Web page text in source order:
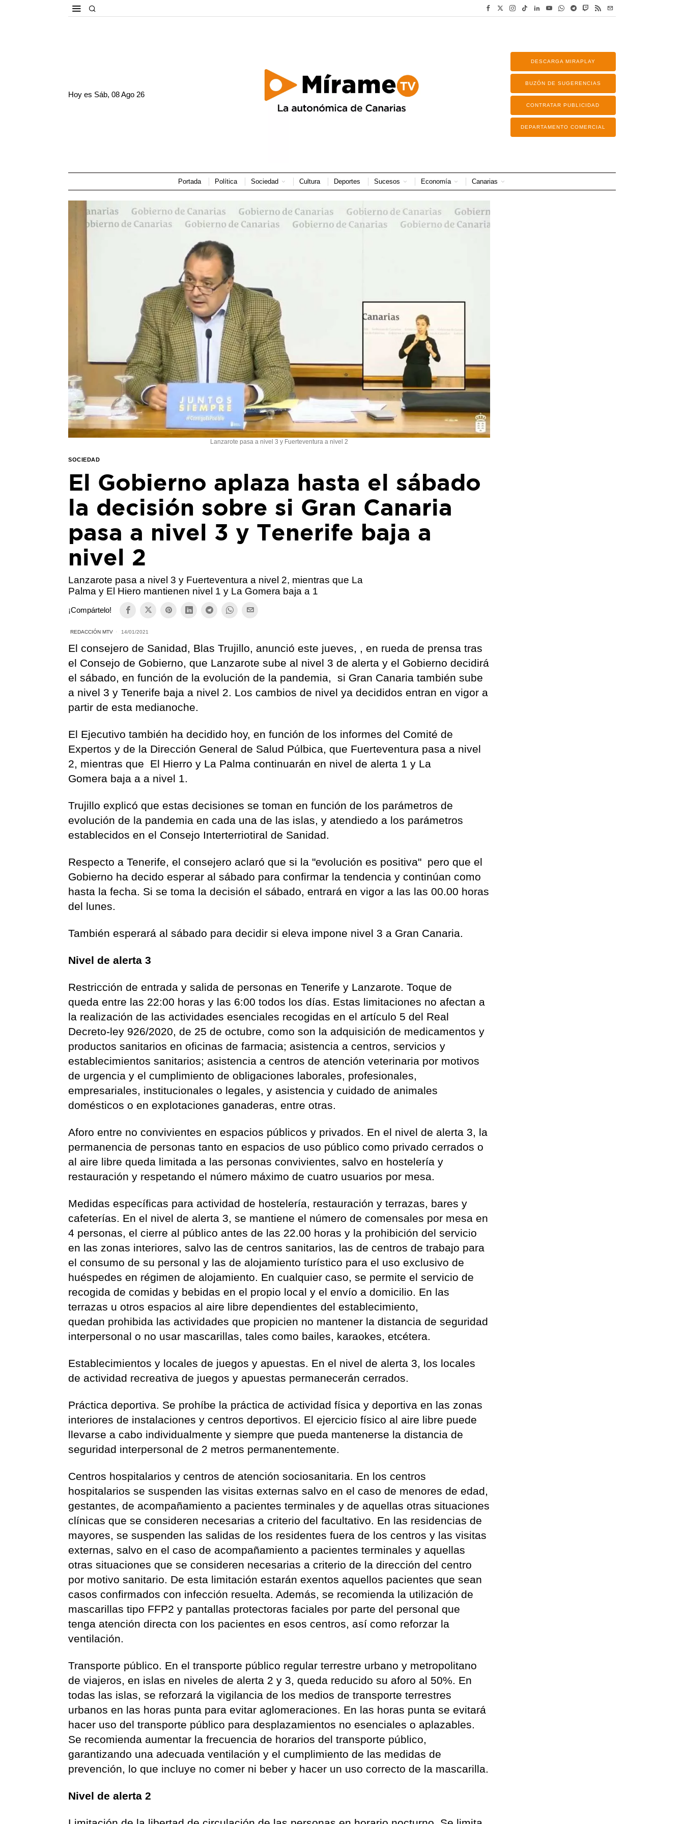
Hoy es Sáb, 08 Ago 26
DESCARGA MIRAPLAY
BUZÓN DE SUGERENCIAS
CONTRATAR PUBLICIDAD
DEPARTAMENTO COMERCIAL
Portada Política Sociedad Cultura Deportes Sucesos Economía Canarias
Lanzarote pasa a nivel 3 y Fuerteventura a nivel 2
SOCIEDAD
El Gobierno aplaza hasta el sábado
la decisión sobre si Gran Canaria
pasa a nivel 3 y Tenerife baja a
nivel 2
Lanzarote pasa a nivel 3 y Fuerteventura a nivel 2, mientras que La
Palma y El Hiero mantienen nivel 1 y La Gomera baja a 1
¡Compártelo!
REDACCIÓN MTV 14/01/2021
El consejero de Sanidad, Blas Trujillo, anunció este jueves, , en rueda de prensa tras
el Consejo de Gobierno, que Lanzarote sube al nivel 3 de alerta y el Gobierno decidirá
el sábado, en función de la evolución de la pandemia, si Gran Canaria también sube
a nivel 3 y Tenerife baja a nivel 2. Los cambios de nivel ya decididos entran en vigor a
partir de esta medianoche.
El Ejecutivo también ha decidido hoy, en función de los informes del Comité de
Expertos y de la Dirección General de Salud Púlbica, que Fuerteventura pasa a nivel
2, mientras que El Hierro y La Palma continuarán en nivel de alerta 1 y La
Gomera baja a a nivel 1.
Trujillo explicó que estas decisiones se toman en función de los parámetros de
evolución de la pandemia en cada una de las islas, y atendiedo a los parámetros
establecidos en el Consejo Interterriotiral de Sanidad.
Respecto a Tenerife, el consejero aclaró que si la "evolución es positiva" pero que el
Gobierno ha decido esperar al sábado para confirmar la tendencia y continúan como
hasta la fecha. Si se toma la decisión el sábado, entrará en vigor a las las 00.00 horas
del lunes.
También esperará al sábado para decidir si eleva impone nivel 3 a Gran Canaria.
Nivel de alerta 3
Restricción de entrada y salida de personas en Tenerife y Lanzarote. Toque de
queda entre las 22:00 horas y las 6:00 todos los días. Estas limitaciones no afectan a
la realización de las actividades esenciales recogidas en el artículo 5 del Real
Decreto-ley 926/2020, de 25 de octubre, como son la adquisición de medicamentos y
productos sanitarios en oficinas de farmacia; asistencia a centros, servicios y
establecimientos sanitarios; asistencia a centros de atención veterinaria por motivos
de urgencia y el cumplimiento de obligaciones laborales, profesionales,
empresariales, institucionales o legales, y asistencia y cuidado de animales
domésticos o en explotaciones ganaderas, entre otras.
Aforo entre no convivientes en espacios públicos y privados. En el nivel de alerta 3, la
permanencia de personas tanto en espacios de uso público como privado cerrados o
al aire libre queda limitada a las personas convivientes, salvo en hostelería y
restauración y respetando el número máximo de cuatro usuarios por mesa.
Medidas específicas para actividad de hostelería, restauración y terrazas, bares y
cafeterías. En el nivel de alerta 3, se mantiene el número de comensales por mesa en
4 personas, el cierre al público antes de las 22.00 horas y la prohibición del servicio
en las zonas interiores, salvo las de centros sanitarios, las de centros de trabajo para
el consumo de su personal y las de alojamiento turístico para el uso exclusivo de
huéspedes en régimen de alojamiento. En cualquier caso, se permite el servicio de
recogida de comidas y bebidas en el propio local y el envío a domicilio. En las
terrazas u otros espacios al aire libre dependientes del establecimiento,
quedan prohibida las actividades que propicien no mantener la distancia de seguridad
interpersonal o no usar mascarillas, tales como bailes, karaokes, etcétera.
Establecimientos y locales de juegos y apuestas. En el nivel de alerta 3, los locales
de actividad recreativa de juegos y apuestas permanecerán cerrados.
Práctica deportiva. Se prohíbe la práctica de actividad física y deportiva en las zonas
interiores de instalaciones y centros deportivos. El ejercicio físico al aire libre puede
llevarse a cabo individualmente y siempre que pueda mantenerse la distancia de
seguridad interpersonal de 2 metros permanentemente.
Centros hospitalarios y centros de atención sociosanitaria. En los centros
hospitalarios se suspenden las visitas externas salvo en el caso de menores de edad,
gestantes, de acompañamiento a pacientes terminales y de aquellas otras situaciones
clínicas que se consideren necesarias a criterio del facultativo. En las residencias de
mayores, se suspenden las salidas de los residentes fuera de los centros y las visitas
externas, salvo en el caso de acompañamiento a pacientes terminales y aquellas
otras situaciones que se consideren necesarias a criterio de la dirección del centro
por motivo sanitario. De esta limitación estarán exentos aquellos pacientes que sean
casos confirmados con infección resuelta. Además, se recomienda la utilización de
mascarillas tipo FFP2 y pantallas protectoras faciales por parte del personal que
tenga atención directa con los pacientes en esos centros, así como reforzar la
ventilación.
Transporte público. En el transporte público regular terrestre urbano y metropolitano
de viajeros, en islas en niveles de alerta 2 y 3, queda reducido su aforo al 50%. En
todas las islas, se reforzará la vigilancia de los medios de transporte terrestres
urbanos en las horas punta para evitar aglomeraciones. En las horas punta se evitará
hacer uso del transporte público para desplazamientos no esenciales o aplazables.
Se recomienda aumentar la frecuencia de horarios del transporte público,
garantizando una adecuada ventilación y el cumplimiento de las medidas de
prevención, lo que incluye no comer ni beber y hacer un uso correcto de la mascarilla.
Nivel de alerta 2